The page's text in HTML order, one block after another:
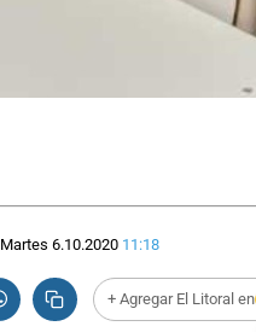
Martes 6.10.2020 11:18
+ Agregar El Litoral en